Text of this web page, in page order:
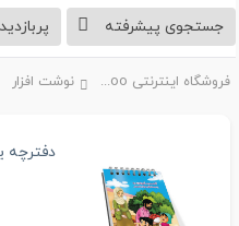
جستجوی پیشرفته
فروشگاه اینترنتی CDhoo نوشت افزار
دفترچه